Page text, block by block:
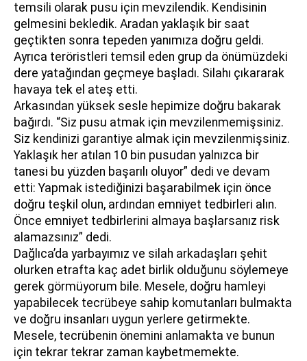
temsili olarak pusu için mevzilendik. Kendisinin
gelmesini bekledik. Aradan yaklaşık bir saat
geçtikten sonra tepeden yanımıza doğru geldi.
Ayrıca teröristleri temsil eden grup da önümüzdeki
dere yatağından geçmeye başladı. Silahı çıkararak
havaya tek el ateş etti.
Arkasından yüksek sesle hepimize doğru bakarak
bağırdı. “Siz pusu atmak için mevzilenmemişsiniz.
Siz kendinizi garantiye almak için mevzilenmişsiniz.
Yaklaşık her atılan 10 bin pusudan yalnızca bir
tanesi bu yüzden başarılı oluyor” dedi ve devam
etti: Yapmak istediğinizi başarabilmek için önce
doğru teşkil olun, ardından emniyet tedbirleri alın.
Önce emniyet tedbirlerini almaya başlarsanız risk
alamazsınız” dedi.
Dağlıca’da yarbayımız ve silah arkadaşları şehit
olurken etrafta kaç adet birlik olduğunu söylemeye
gerek görmüyorum bile. Mesele, doğru hamleyi
yapabilecek tecrübeye sahip komutanları bulmakta
ve doğru insanları uygun yerlere getirmekte.
Mesele, tecrübenin önemini anlamakta ve bunun
için tekrar tekrar zaman kaybetmemekte.